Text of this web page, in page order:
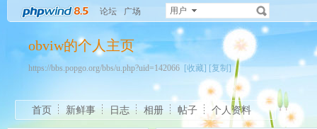
论坛 广场 用户
obviw的个人主页
https://bbs.popgo.org/bbs/u.php?uid=142066 [收藏] [复制]
首页 新鲜事 日志 相册 帖子 个人资料